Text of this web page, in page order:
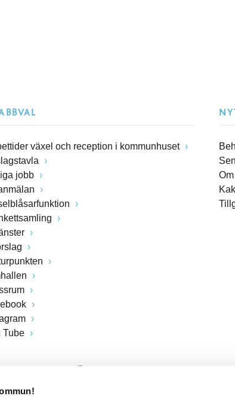
växel och reception i kommunhuset
jobb
Tube